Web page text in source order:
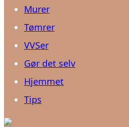
Murer
Tømrer
VVSer
Gør det selv
Hjemmet
Tips